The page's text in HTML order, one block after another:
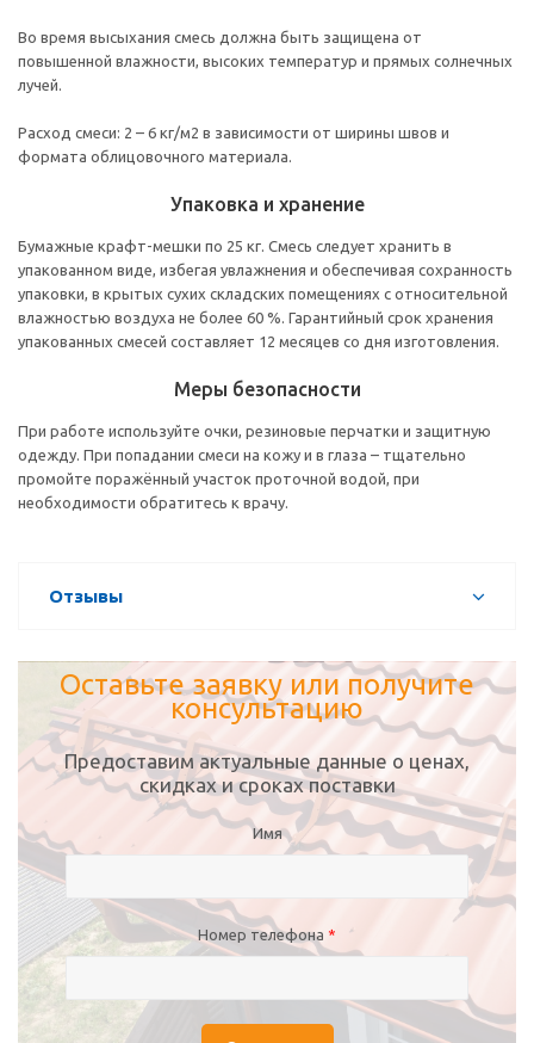
Во время высыхания смесь должна быть защищена от
повышенной влажности, высоких температур и прямых солнечных
лучей.
Расход смеси: 2 – 6 кг/м2 в зависимости от ширины швов и
формата облицовочного материала.
Упаковка и хранение
Бумажные крафт-мешки по 25 кг. Смесь следует хранить в
упакованном виде, избегая увлажнения и обеспечивая сохранность
упаковки, в крытых сухих складских помещениях с относительной
влажностью воздуха не более 60 %. Гарантийный срок хранения
упакованных смесей составляет 12 месяцев со дня изготовления.
Меры безопасности
При работе используйте очки, резиновые перчатки и защитную
одежду. При попадании смеси на кожу и в глаза – тщательно
промойте поражённый участок проточной водой, при
необходимости обратитесь к врачу.
Отзывы
Оставьте заявку или получите
консультацию
Предоставим актуальные данные о ценах,
скидках и сроках поставки
Имя
Номер телефона *